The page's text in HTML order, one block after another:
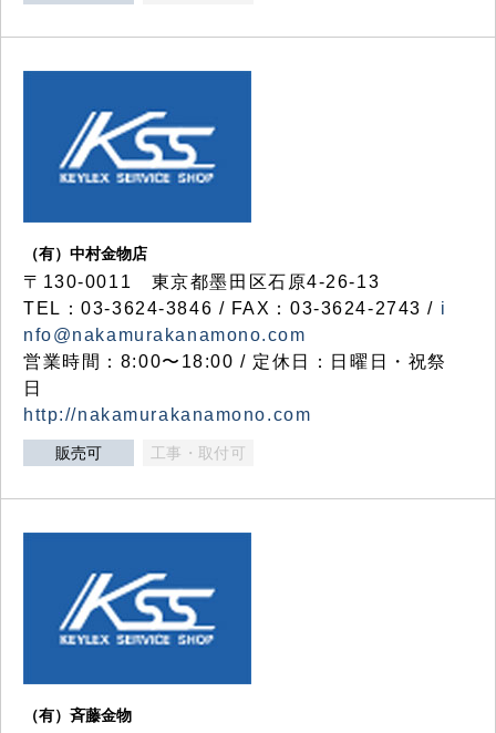
（有）中村金物店
〒130-0011 東京都墨田区石原4-26-13
TEL：03-3624-3846 / FAX：03-3624-2743 / i
nfo@nakamurakanamono.com
営業時間：8:00〜18:00 / 定休日：日曜日・祝祭
日
http://nakamurakanamono.com
販売可 工事・取付可
（有）斉藤金物